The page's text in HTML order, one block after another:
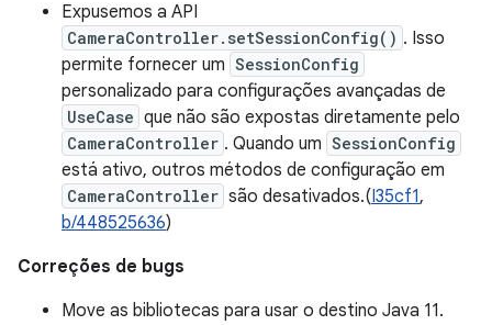
Expusemos a API
CameraController.setSessionConfig() . Isso
permite fornecer um SessionConfig
personalizado para configurações avançadas de
UseCase que não são expostas diretamente pelo
CameraController . Quando um SessionConfig
está ativo, outros métodos de configuração em
CameraController são desativados.(I35cf1,
b/448525636)
Correções de bugs
Move as bibliotecas para usar o destino Java 11.